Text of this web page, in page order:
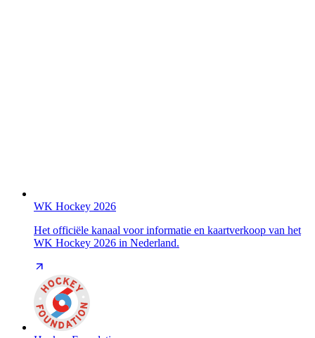
WK Hockey 2026
Het officiële kanaal voor informatie en kaartverkoop van het
WK Hockey 2026 in Nederland.